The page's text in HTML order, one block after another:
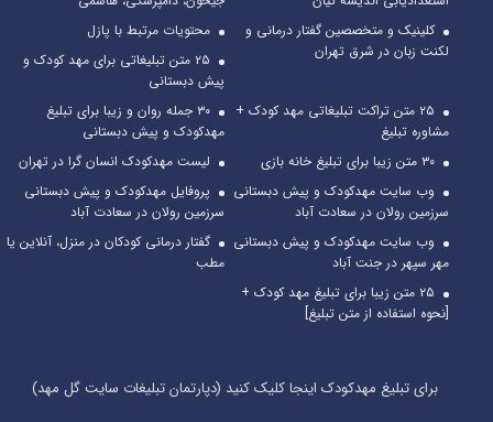
کلینیک و متخصصین گفتار درمانی و
لکنت زبان در شرق تهران
محتویات مرتبط با پازل
۲۵ متن تبلیغاتی برای مهد کودک و
پیش دبستانی
۲۵ متن تراکت تبلیغاتی مهد کودک +
مشاوره تبلیغ
۳۰ جمله روان و زیبا برای تبلیغ
مهدکودک و پیش دبستانی
۳۰ متن زیبا برای تبلیغ خانه بازی
لیست مهدکودک انسان گرا در تهران
وب سایت مهدکودک و پیش دبستانی
سرزمین رولان در سعادت آباد
پروفایل مهدکودک و پیش دبستانی
سرزمین رولان در سعادت آباد
وب سایت مهدکودک و پیش دبستانی
مهر سپهر در جنت آباد
گفتار درمانی کودکان در منزل، آنلاین یا
مطب
۲۵ متن زیبا برای تبلیغ مهد کودک +
[نحوه استفاده از متن تبلیغ]
برای تبلیغ مهدکودک اینجا کلیک کنید (دپارتمان تبلیغات سایت گل مهد)